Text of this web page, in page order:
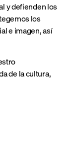
y defienden los
los
e imagen, así
de la cultura,